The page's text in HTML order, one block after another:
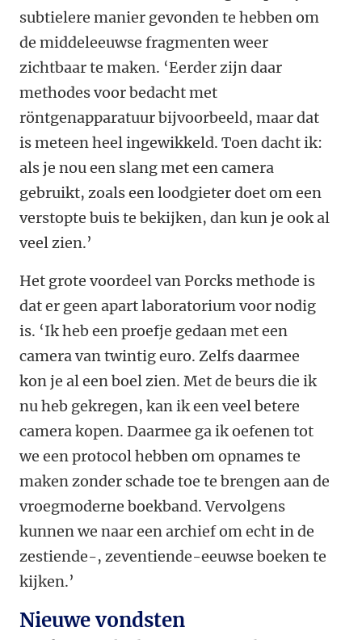
subtielere manier gevonden te hebben om
de middeleeuwse fragmenten weer
zichtbaar te maken. ‘Eerder zijn daar
methodes voor bedacht met
röntgenapparatuur bijvoorbeeld, maar dat
is meteen heel ingewikkeld. Toen dacht ik:
als je nou een slang met een camera
gebruikt, zoals een loodgieter doet om een
verstopte buis te bekijken, dan kun je ook al
veel zien.’
Het grote voordeel van Porcks methode is
dat er geen apart laboratorium voor nodig
is. ‘Ik heb een proefje gedaan met een
camera van twintig euro. Zelfs daarmee
kon je al een boel zien. Met de beurs die ik
nu heb gekregen, kan ik een veel betere
camera kopen. Daarmee ga ik oefenen tot
we een protocol hebben om opnames te
maken zonder schade toe te brengen aan de
vroegmoderne boekband. Vervolgens
kunnen we naar een archief om echt in de
zestiende-, zeventiende-eeuwse boeken te
kijken.’
Nieuwe vondsten